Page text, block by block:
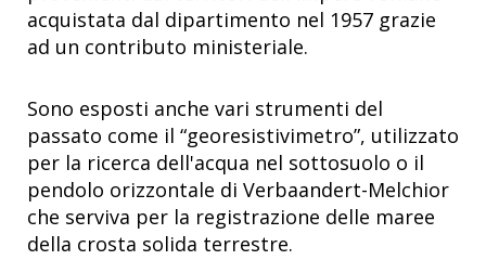
acquistata dal dipartimento nel 1957 grazie
ad un contributo ministeriale.
Sono esposti anche vari strumenti del
passato come il “georesistivimetro”, utilizzato
per la ricerca dell'acqua nel sottosuolo o il
pendolo orizzontale di Verbaandert-Melchior
che serviva per la registrazione delle maree
della crosta solida terrestre.